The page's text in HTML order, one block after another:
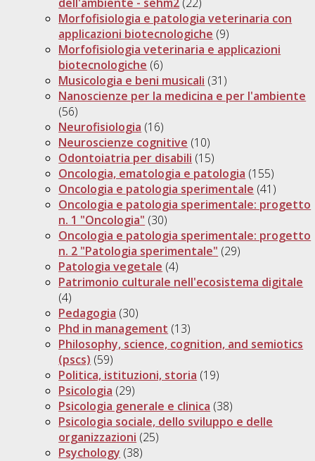
Morfofisiologia e patologia veterinaria con
applicazioni biotecnologiche (9)
Morfofisiologia veterinaria e applicazioni
biotecnologiche (6)
Musicologia e beni musicali (31)
Nanoscienze per la medicina e per l'ambiente
(56)
Neurofisiologia (16)
Neuroscienze cognitive (10)
Odontoiatria per disabili (15)
Oncologia, ematologia e patologia (155)
Oncologia e patologia sperimentale (41)
Oncologia e patologia sperimentale: progetto
n. 1 "Oncologia" (30)
Oncologia e patologia sperimentale: progetto
n. 2 "Patologia sperimentale" (29)
Patologia vegetale (4)
Patrimonio culturale nell'ecosistema digitale
(4)
Pedagogia (30)
Phd in management (13)
Philosophy, science, cognition, and semiotics
(pscs) (59)
Politica, istituzioni, storia (19)
Psicologia (29)
Psicologia generale e clinica (38)
Psicologia sociale, dello sviluppo e delle
organizzazioni (25)
Psychology (38)